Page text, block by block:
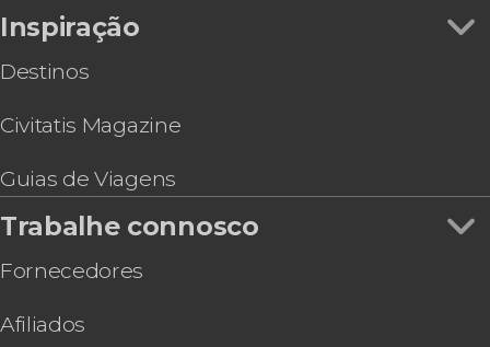
Inspiração
Destinos
Civitatis Magazine
Guias de Viagens
Trabalhe connosco
Fornecedores
Afiliados